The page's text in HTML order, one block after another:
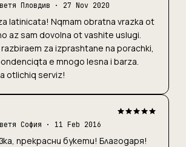
Пловдив · 27 Nov 2020
latinicata! Nqmam obratna vrazka ot
az sam dovolna ot vashite uslugi.
za izprashtane na porachki,
e mnogo lesna i barza.
otlichiq serviz!
София · 11 Feb 2016
прекрасни букети! Благодаря!